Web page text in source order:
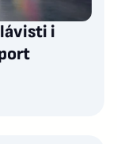
i